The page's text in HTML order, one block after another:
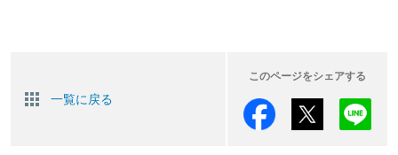
一覧に戻る
このページをシェアする